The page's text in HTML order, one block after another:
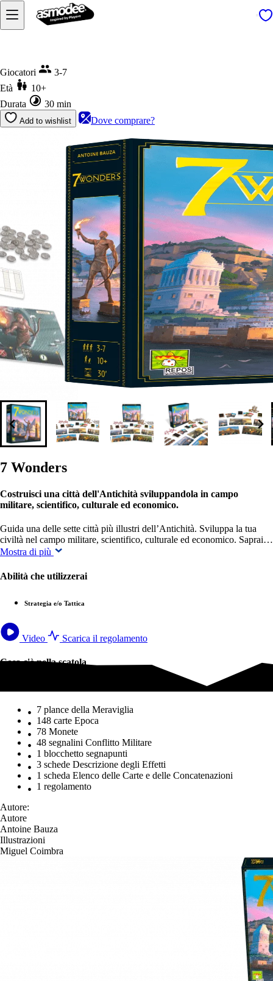
Giocatori
3-7
Età
10+
Durata
30 min
Add to wishlist Dove comprare?
7 Wonders
Costruisci una città dell'Antichità sviluppandola in campo
militare, scientifico, culturale ed economico.
Guida una delle sette città più illustri dell’Antichità. Sviluppa la tua
civiltà nel campo militare, scientifico, culturale ed economico. Saprai…
Mostra di più
Abilità che utilizzerai
Strategia e/o Tattica
Video Scarica il regolamento
Cosa c'è nella scatola
7 plance della Meraviglia
148 carte Epoca
78 Monete
48 segnalini Conflitto Militare
1 blocchetto segnapunti
3 schede Descrizione degli Effetti
1 scheda Elenco delle Carte e delle Concatenazioni
1 regolamento
Autore:
Autore
Antoine Bauza
Illustrazioni
Miguel Coimbra